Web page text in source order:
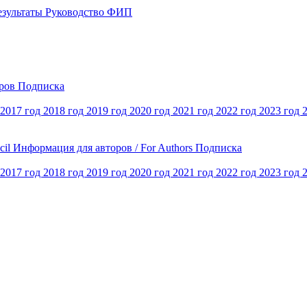
Руководство ФИП
Подписка
2017 год 2018 год 2019 год 2020 год 2021 год 2022 год 2023 год
Информация для авторов / For Authors Подписка
2017 год 2018 год 2019 год 2020 год 2021 год 2022 год 2023 год